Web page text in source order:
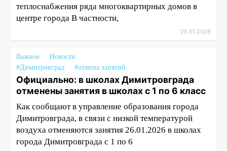
теплоснабжения ряда многоквартирных домов в
центре города В частности,
25.01.2026
Важное
Новости
#Димитровград
#отмена занятий
Официально: в школах Димитровграда
отменены занятия в школах с 1 по 6 класс
Как сообщают в управление образования города
Димитровграда, в связи с низкой температурой
воздуха отменяются занятия 26.01.2026 в школах
города Димитровграда с 1 по 6